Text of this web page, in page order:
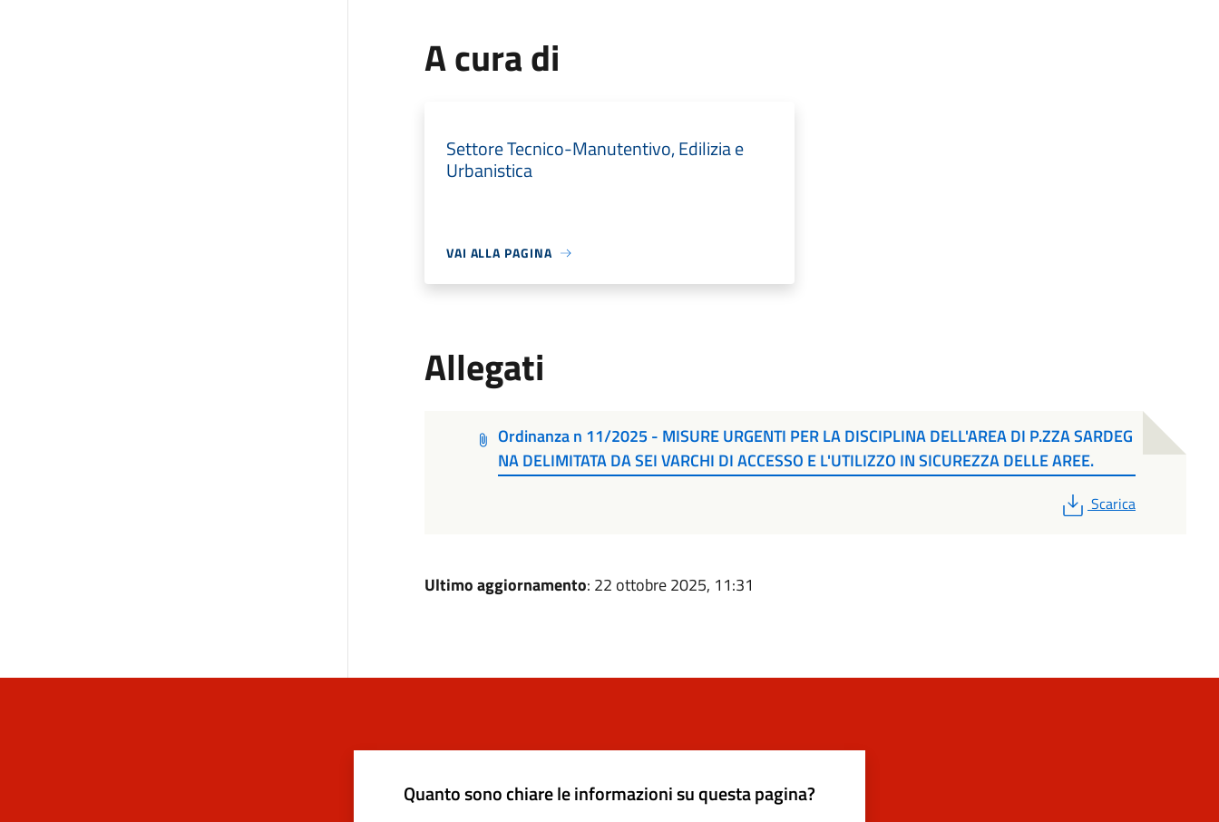
A cura di
Settore Tecnico-Manutentivo, Edilizia e
Urbanistica
VAI ALLA PAGINA
Allegati
Ordinanza n 11/2025 - MISURE URGENTI PER LA DISCIPLINA DELL'AREA DI P.ZZA SARDEG
NA DELIMITATA DA SEI VARCHI DI ACCESSO E L'UTILIZZO IN SICUREZZA DELLE AREE.
PDF
Scarica
Ultimo aggiornamento: 22 ottobre 2025, 11:31
Quanto sono chiare le informazioni su questa pagina?